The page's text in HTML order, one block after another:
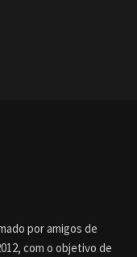
por amigos de
com o objetivo de